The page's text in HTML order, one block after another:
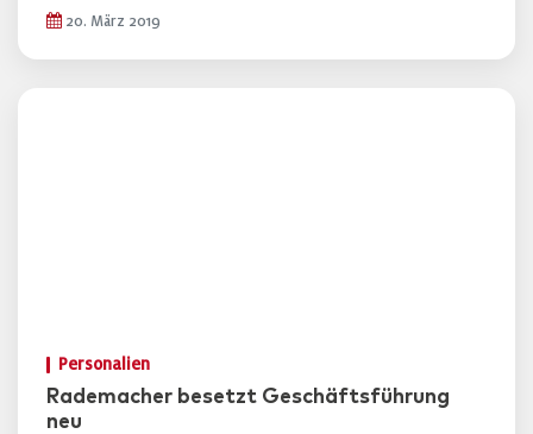
20. März 2019
Personalien
Rademacher besetzt Geschäftsführung
neu